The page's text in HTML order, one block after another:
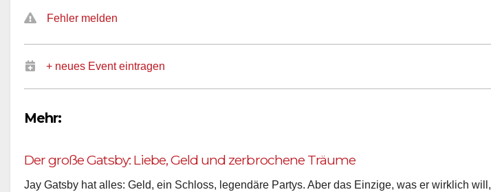
Fehler melden
+ neues Event eintragen
Mehr:
Der große Gatsby: Liebe, Geld und zerbrochene Träume
Jay Gatsby hat alles: Geld, ein Schloss, legendäre Partys. Aber das Einzige, was er wirklich will,